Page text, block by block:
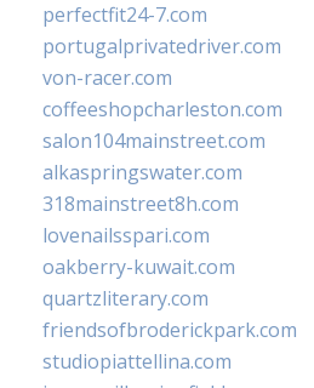
perfectfit24-7.com
portugalprivatedriver.com
von-racer.com
coffeeshopcharleston.com
salon104mainstreet.com
alkaspringswater.com
318mainstreet8h.com
lovenailsspari.com
oakberry-kuwait.com
quartzliterary.com
friendsofbroderickpark.com
studiopiattellina.com